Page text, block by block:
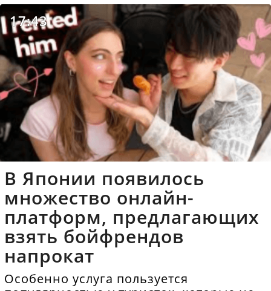
17:43
В Японии появилось
множество онлайн-
платформ, предлагающих
взять бойфрендов
напрокат
Особенно услуга пользуется